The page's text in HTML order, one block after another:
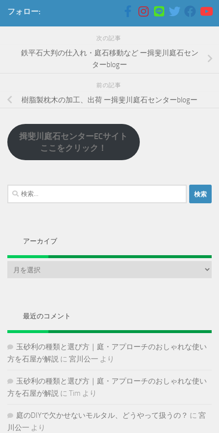
フォロー:
次の記事
鉄平石大判の仕入れ・庭石移動など ー揖斐川庭石セン
ターblogー
前の記事
樹脂製枕木の加工、出荷 ー揖斐川庭石センターblogー
揖斐川庭石センターECサイト
ここをクリック！
検
索:
アーカイブ
最近のコメント
玉砂利の種類と選び方｜庭・アプローチのおしゃれな使い
方を石屋が解説 に 宮川公一 より
玉砂利の種類と選び方｜庭・アプローチのおしゃれな使い
方を石屋が解説 に Tim より
庭のDIYで欠かせないモルタル、どうやって扱うの？ に 宮
川公一 より